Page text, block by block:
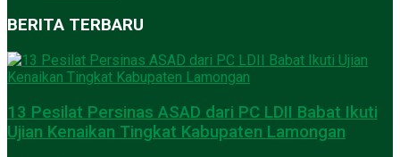
BERITA TERBARU
13 Pesilat Persinas ASAD dari PC LDII Babat Ikuti
Ujian Kenaikan Tingkat Kabupaten Lamongan